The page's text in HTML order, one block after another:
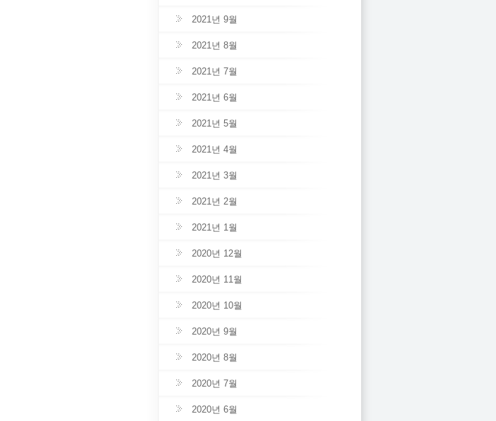
2021년 9월
2021년 8월
2021년 7월
2021년 6월
2021년 5월
2021년 4월
2021년 3월
2021년 2월
2021년 1월
2020년 12월
2020년 11월
2020년 10월
2020년 9월
2020년 8월
2020년 7월
2020년 6월